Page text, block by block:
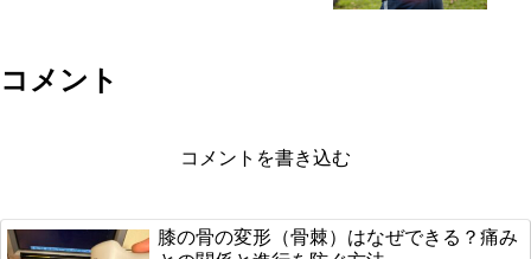
コメント
コメントを書き込む
膝の骨の変形（骨棘）はなぜできる？痛み